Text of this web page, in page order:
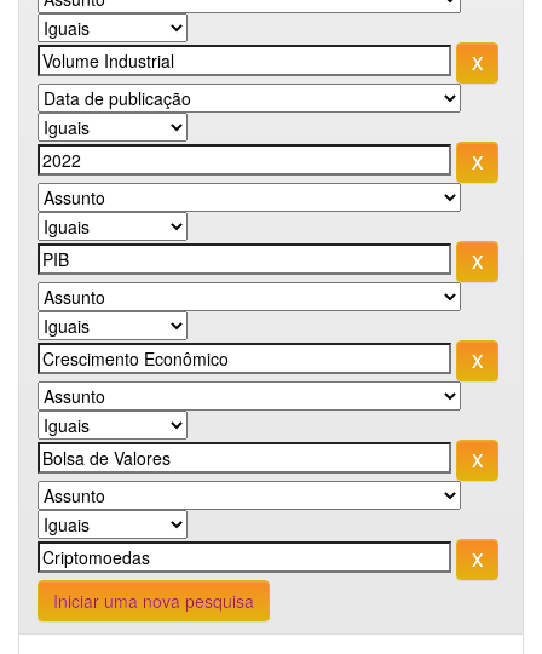
Iniciar uma nova pesquisa